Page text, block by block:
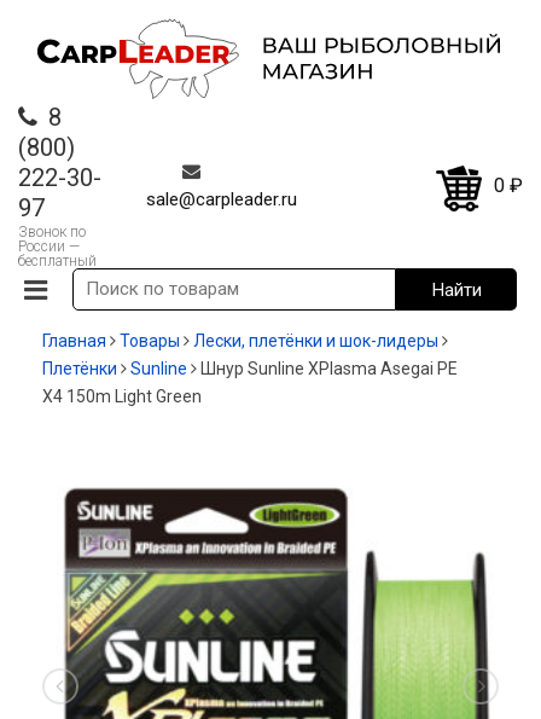
8
(800)
222-30-
97
Звонок по
России —
бесплатный
sale@carpleader.ru
0 ₽
Главная Товары
Лески, плетёнки и шок-лидеры
Плетёнки
Sunline
Шнур Sunline XPlasma Asegai PE
X4 150m Light Green